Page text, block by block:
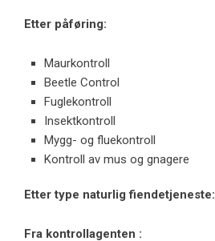
Etter påføring:
Maurkontroll
Beetle Control
Fuglekontroll
Insektkontroll
Mygg- og fluekontroll
Kontroll av mus og gnagere
Etter type naturlig fiendetjeneste:
Fra kontrollagenten :